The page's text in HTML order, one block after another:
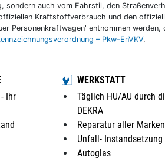
sondern auch vom Fahrstil, den
Kraftstoffverbrauch und den
Personenkraftwagen' entnommen werden,
– Pkw-EnVKV.
Ihr
WERKSTATT
Täglich HU/AU durch
DEKRA
Reparatur aller Marken
Unfall- Instandsetzung
Autoglas